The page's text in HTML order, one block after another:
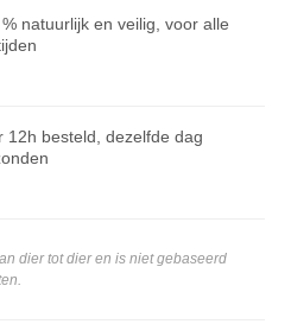
natuurlijk en veilig, voor alle
12h besteld, dezelfde dag
dier tot dier en is niet gebaseerd